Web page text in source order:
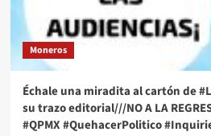
Moneros
Échale una miradita al cartón de
su trazo editorial///NO A LA
#QPMX #QuehacerPolitico